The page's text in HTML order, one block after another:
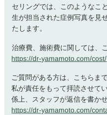
セリングでは、このようなこ
生が担当された症例写真を見
たします。
治療費、施術費に関しては、
https://dr-yamamoto.com/cost/
ご質問がある方は、こちらま
私が責任をもって拝読させて
係上、スタッフが返信を書か
https://dr-yamamoto.com/